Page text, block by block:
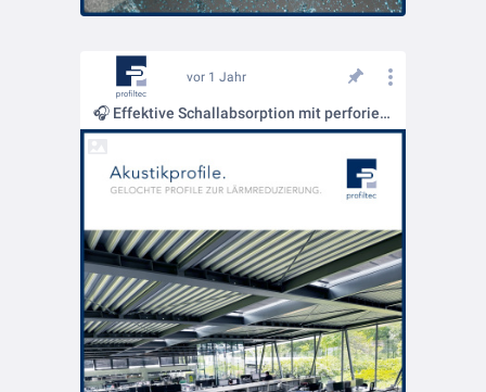
vor 1 Jahr
🎧 Effektive Schallabsorption mit perforierten Dachtragschalen